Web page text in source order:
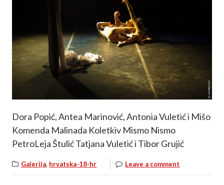
Dora Popić, Antea Marinović, Antonia Vuletić i Mišo
Komenda Malinada Koletkiv Mismo Nismo
PetroLeja Štulić Tatjana Vuletić i Tibor Grujić
Galerija, hrvatska-18-hr Leave a comment